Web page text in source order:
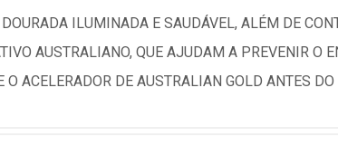
ILUMINADA E SAUDÁVEL, ALÉM DE
AUSTRALIANO, QUE AJUDAM A PREVENIR O
ACELERADOR DE AUSTRALIAN GOLD ANTES